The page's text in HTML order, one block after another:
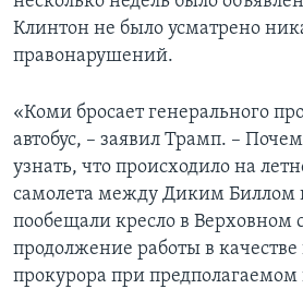
Клинтон не было усматрено
правонарушений.
«Коми бросает генерального
автобус, – заявил Трамп. –
узнать, что происходило на
самолета между Диким
пообещали кресло в Верховном
продолжение работы в качестве
прокурора при предполагаемом